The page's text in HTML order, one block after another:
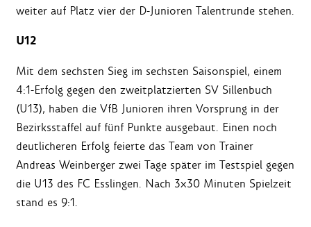
weiter auf Platz vier der D-Junioren Talentrunde stehen.
U12
Mit dem sechsten Sieg im sechsten Saisonspiel, einem
4:1-Erfolg gegen den zweitplatzierten SV Sillenbuch
(U13), haben die VfB Junioren ihren Vorsprung in der
Bezirksstaffel auf fünf Punkte ausgebaut. Einen noch
deutlicheren Erfolg feierte das Team von Trainer
Andreas Weinberger zwei Tage später im Testspiel gegen
die U13 des FC Esslingen. Nach 3x30 Minuten Spielzeit
stand es 9:1.